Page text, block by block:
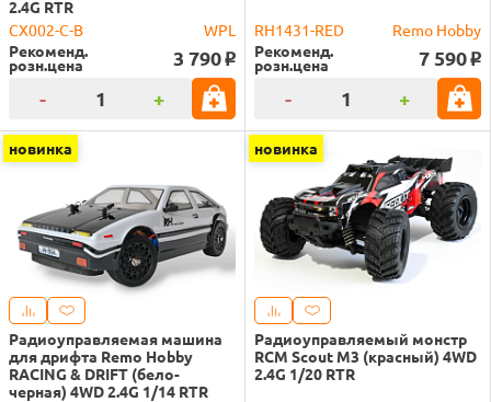
2.4G RTR
CX002-C-B
WPL
Рекоменд.
розн.цена 3 790 o
- +
RH1431-RED
Remo Hobby
Рекоменд.
розн.цена 7 590 o
- +
новинка
Радиоуправляемая машина
для дрифта Remo Hobby
RACING & DRIFT (бело-
черная) 4WD 2.4G 1/14 RTR
новинка
Радиоуправляемый монстр
RCM Scout M3 (красный) 4WD
2.4G 1/20 RTR